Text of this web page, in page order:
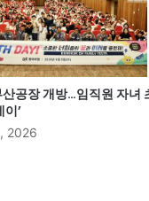
공장 개방…임직원 자녀
이’
2026